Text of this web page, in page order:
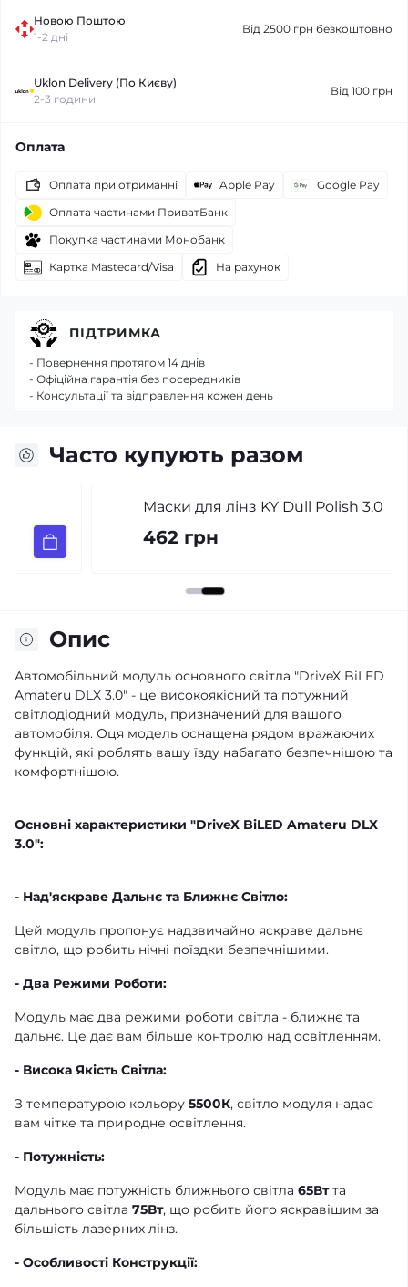
Новою Поштою
1-2 дні
Від 2500 грн безкоштовно
Uklon Delivery (По Києву)
2-3 години
Від 100 грн
Оплата
Оплата при отриманні Apple Pay
Google Pay
Оплата частинами ПриватБанк
Покупка частинами Монобанк
Картка Mastecard/Visa
На рахунок
Часто купують разом
Маски для лінз KY Dull Polish 3.0
Опис
Автомобільний модуль основного світла "DriveX BiLED
Amateru DLX 3.0" - це високоякісний та потужний
світлодіодний модуль, призначений для вашого
автомобіля. Оця модель оснащена рядом вражаючих
функцій, які роблять вашу їзду набагато безпечнішою та
комфортнішою.
Основні характеристики "DriveX BiLED Amateru DLX
3.0":
- Над'яскраве Дальнє та Ближнє Світло:
Цей модуль пропонує надзвичайно яскраве дальнє
світло, що робить нічні поїздки безпечнішими.
- Два Режими Роботи:
Модуль має два режими роботи світла - ближнє та
дальнє. Це дає вам більше контролю над освітленням.
- Висока Якість Світла:
З температурою кольору 5500К, світло модуля надає
вам чітке та природне освітлення.
- Потужність:
Модуль має потужність ближнього світла 65Втта
дальнього світла 75Вт, що робить його яскравішим за
більшість лазерних лінз.
- Особливості Конструкції:
ПІДТРИМКА
- Повернення протягом 14 днів
- Офіційна гарантія без посередників
- Консультації та відправлення кожен день